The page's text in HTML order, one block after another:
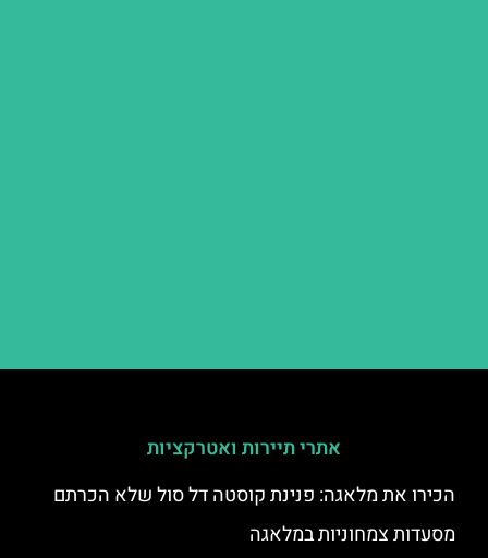
אתרי תיירות ואטרקציות
הכירו את מלאגה: פנינת קוסטה דל סול שלא הכרתם
מסעדות צמחוניות במלאגה